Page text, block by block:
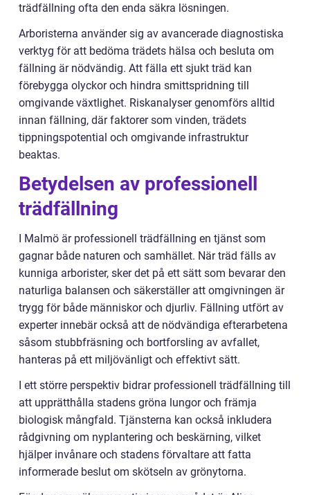
trädfällning ofta den enda säkra lösningen.
Arboristerna använder sig av avancerade diagnostiska
verktyg för att bedöma trädets hälsa och besluta om
fällning är nödvändig. Att fälla ett sjukt träd kan
förebygga olyckor och hindra smittspridning till
omgivande växtlighet. Riskanalyser genomförs alltid
innan fällning, där faktorer som vinden, trädets
tippningspotential och omgivande infrastruktur
beaktas.
Betydelsen av professionell
trädfällning
I Malmö är professionell trädfällning en tjänst som
gagnar både naturen och samhället. När träd fälls av
kunniga arborister, sker det på ett sätt som bevarar den
naturliga balansen och säkerställer att omgivningen är
trygg för både människor och djurliv. Fällning utfört av
experter innebär också att de nödvändiga efterarbetena
såsom stubbfräsning och bortforsling av avfallet,
hanteras på ett miljövänligt och effektivt sätt.
I ett större perspektiv bidrar professionell trädfällning till
att upprätthålla stadens gröna lungor och främja
biologisk mångfald. Tjänsterna kan också inkludera
rådgivning om nyplantering och beskärning, vilket
hjälper invånare och stadens förvaltare att fatta
informerade beslut om skötseln av grönytorna.